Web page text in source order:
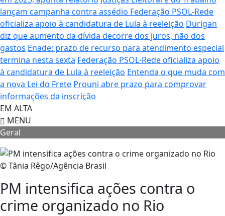
lançam campanha contra assédio Federação PSOL-Rede
oficializa apoio à candidatura de Lula à reeleição Durigan
diz que aumento da dívida decorre dos juros, não dos
gastos Enade: prazo de recurso para atendimento especial
termina nesta sexta Federação PSOL-Rede oficializa apoio
à candidatura de Lula à reeleição Entenda o que muda com
a nova Lei do Frete Prouni abre prazo para comprovar
informações da inscrição
EM ALTA
MENU
Geral
© Tânia Rêgo/Agência Brasil
PM intensifica ações contra o
crime organizado no Rio